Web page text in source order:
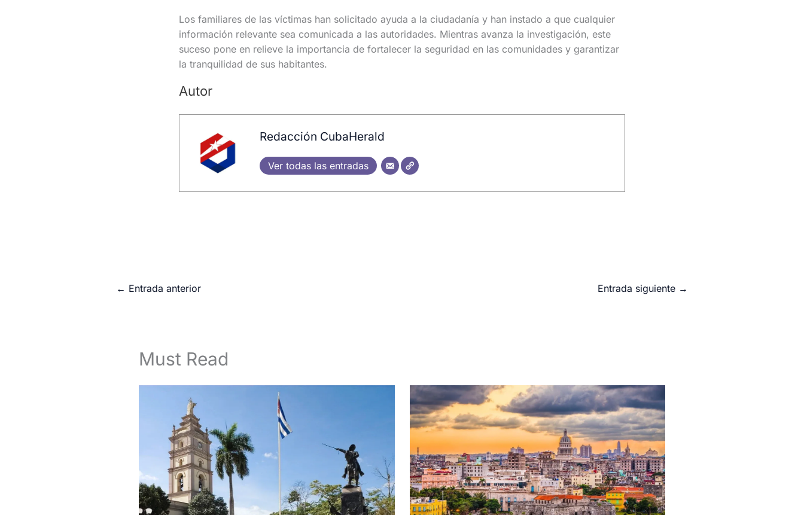
Los familiares de las víctimas han solicitado ayuda a la ciudadanía y han instado a que cualquier
información relevante sea comunicada a las autoridades. Mientras avanza la investigación, este
suceso pone en relieve la importancia de fortalecer la seguridad en las comunidades y garantizar
la tranquilidad de sus habitantes.
Autor
Redacción CubaHerald
Ver todas las entradas
← Entrada anterior Entrada siguiente →
Must Read